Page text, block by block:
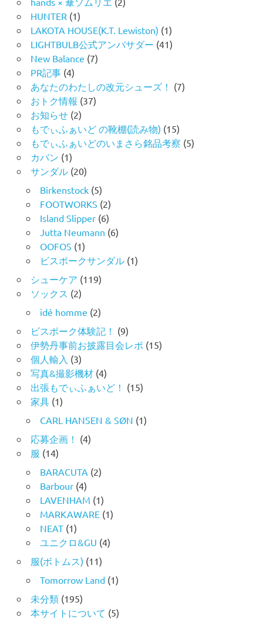
HUNTER (1)
LAKOTA HOUSE(K.T. Lewiston) (1)
LIGHTBULB公式アンバサダー (41)
New Balance (7)
PR記事(4)
あなたのわたしの改元シューズ！ (7)
おトク情報 (37)
お知らせ(2)
もでぃふぁいど の靴棚(読み物) (15)
もでぃふぁいどのいまさら銘品考察 (5)
カバン (1)
サンダル(20)
Birkenstock(5)
FOOTWORKS (2)
Island Slipper(6)
Jutta Neumann (6)
OOFOS (1)
ビスポークサンダル(1)
シューケア (119)
ソックス (2)
idé homme (2)
ビスポーク体験記！ (9)
伊勢丹事前お披露目会レポ (15)
個人輸入 (3)
写真&撮影機材(4)
出張もでぃふぁいど！ (15)
家具(1)
CARL HANSEN & SØN (1)
応募企画！ (4)
服 (14)
BARACUTA (2)
Barbour(4)
LAVENHAM (1)
MARKAWARE(1)
NEAT(1)
ユニクロ&GU (4)
服(ボトムス) (11)
Tomorrow Land(1)
未分類(195)
本サイトについて (5)